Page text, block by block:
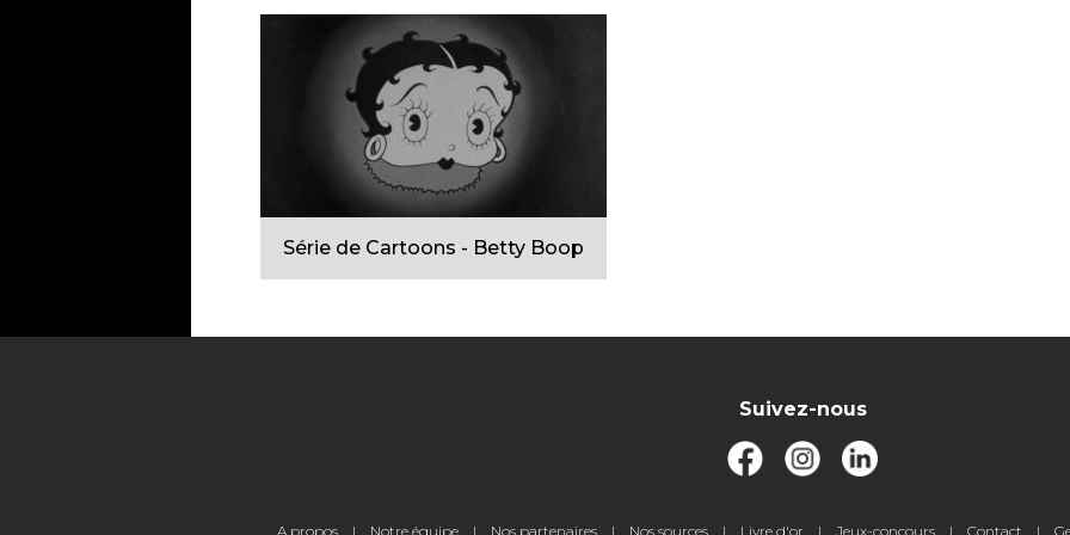
Série de Cartoons - Betty Boop
Suivez-nous
A propos Notre équipe Nos partenaires Nos sources Livre d'or Jeux-concours Contact